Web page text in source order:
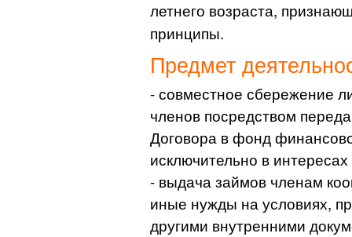
летнего возраста,
принципы.
Предмет
- совместное сбережение
членов посредством
Договора в фонд
исключительно в
- выдача займов членам
иные нужды на условиях,
другими внутренними